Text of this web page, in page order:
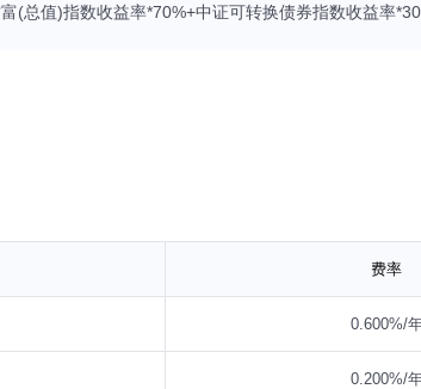
其中现金不包括结算备付金、存出保证金、应收申购款
(总值)指数收益率*70%+中证可转换债券指数收益率
费率
0.600%/
0.200%/